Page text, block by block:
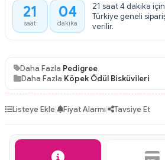
21
saat
04
dakika
21 saat 4 dakika
Türkiye geneli
verilir.
Daha Fazla Pedigree
Daha Fazla Köpek Ödül Bisküvileri
Listeye Ekle| Fiyat Alarmı| Tavsiye Et